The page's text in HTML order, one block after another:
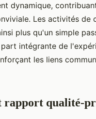
dynamique,
Les activités de
plus qu'un simple
intégrante de
les liens
rapport qualité-